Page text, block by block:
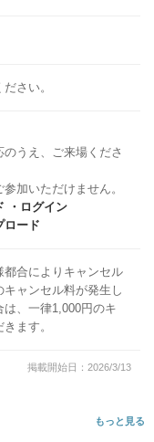
さい。
うえ、ご来場くださ
加いただけません。
・ログイン
ロード
都合によりキャンセル
ャンセル料が発生し
は、一律1,000円のキ
ます。
掲載開始日：2026/3/13
もっと見る